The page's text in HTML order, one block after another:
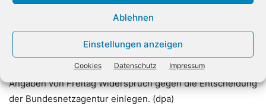
Ablehnen
Einstellungen anzeigen
Cookies Datenschutz Impressum
Netzneutralität», sagte Beckedahl. Auch Müller vom vzbv
siedelt die Angebote in einem rechtlichen Graubereich an.
Die Bundesnetzagentur bestätigte am Freitag allerdings
die Rechtmäßigkeit des Angebots, forderte aber in
Teilaspekten Änderungen. Die Telekom will nach eigenen
Angaben von Freitag Widerspruch gegen die Entscheidung
der Bundesnetzagentur einlegen. (dpa)